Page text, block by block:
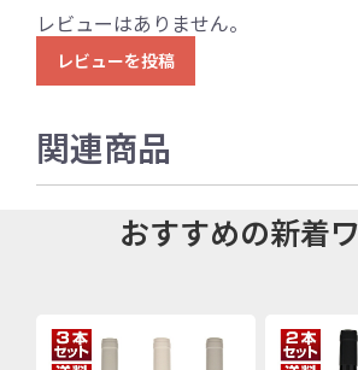
レビューはありません。
レビューを投稿
関連商品
おすすめの新着